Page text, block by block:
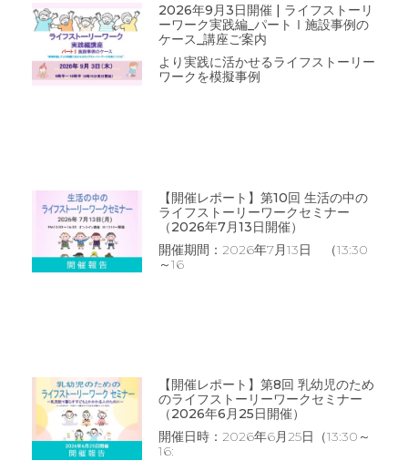
2026年9月3日開催 | ライフストーリ
ーワーク実践編_パートⅠ施設事例の
ケース_講座ご案内
より実践に活かせるライフストーリー
ワークを模擬事例
【開催レポート】第10回 生活の中の
ライフストーリーワークセミナー
（2026年7月13日開催）
開催期間：2026年7月13日 （13:30
～16
【開催レポート】第8回 乳幼児のため
のライフストーリーワークセミナー
（2026年6月25日開催）
開催日時：2026年6月25日（13:30～
16: